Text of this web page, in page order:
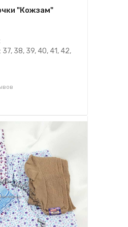
"Кожзам"
37, 38, 39, 40, 41, 42,